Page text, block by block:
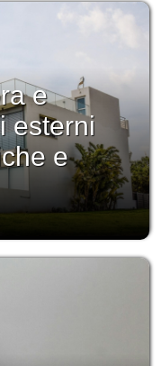
e
esterni
e